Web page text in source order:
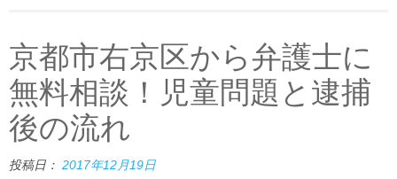
京都市右京区から弁護士に
無料相談！児童問題と逮捕
後の流れ
投稿日： 2017年12月19日